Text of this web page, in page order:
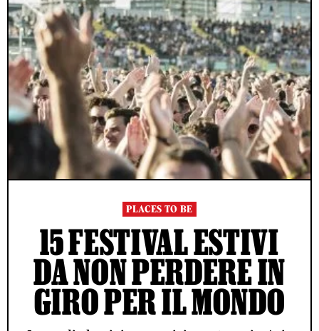
PLACES TO BE
15 FESTIVAL ESTIVI
DA NON PERDERE IN
GIRO PER IL MONDO